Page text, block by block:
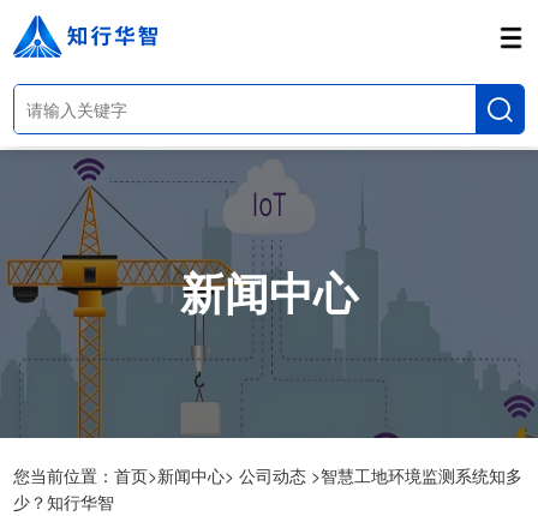
新闻中心
您当前位置：首页>新闻中心> 公司动态 >智慧工地环境监测系统知多
少？知行华智